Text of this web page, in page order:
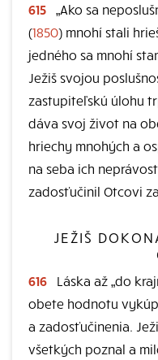
615
„Ako sa
(1850) mnohí stali
jedného sa mnohí
Ježiš svojou
zastupiteľskú úlohu
dáva svoj život na
hriechy mnohých a
na seba ich
zadosťučinil Otcovi
JEŽIŠ
616 Láska až „do
obete hodnotu
a zadosťučinenia.
všetkých poznal a